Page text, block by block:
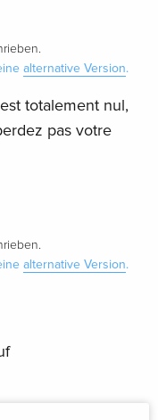
alternative Version.
totalement nul,
pas votre
alternative Version.